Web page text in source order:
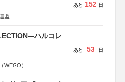
盟
あと 152 日
ハルコレ
WEGO）
あと 53 日